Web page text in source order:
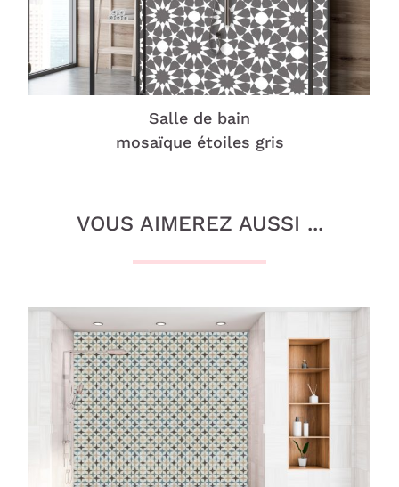
Salle de bain
mosaïque étoiles gris
VOUS AIMEREZ AUSSI ...